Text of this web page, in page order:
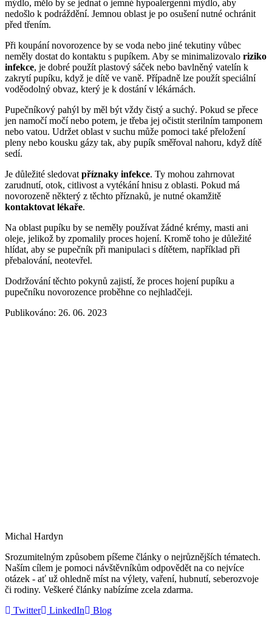
mýdlo, mělo by se jednat o jemné hypoalergenní mýdlo, aby
nedošlo k podráždění. Jemnou oblast je po osušení nutné ochránit
před třením.
Při koupání novorozence by se voda nebo jiné tekutiny vůbec
neměly dostat do kontaktu s pupíkem. Aby se minimalizovalo riziko
infekce, je dobré použít plastový sáček nebo bavlněný vatelín k
zakrytí pupíku, když je dítě ve vaně. Případně lze použít speciální
voděodolný obvaz, který je k dostání v lékárnách.
Pupečníkový pahýl by měl být vždy čistý a suchý. Pokud se přece
jen namočí močí nebo potem, je třeba jej očistit sterilním tamponem
nebo vatou. Udržet oblast v suchu může pomoci také přeložení
pleny nebo kousku gázy tak, aby pupík směřoval nahoru, když dítě
sedí.
Je důležité sledovat příznaky infekce. Ty mohou zahrnovat
zarudnutí, otok, citlivost a vytékání hnisu z oblasti. Pokud má
novorozeně některý z těchto příznaků, je nutné okamžitě
kontaktovat lékaře.
Na oblast pupíku by se neměly používat žádné krémy, masti ani
oleje, jelikož by zpomalily proces hojení. Kromě toho je důležité
hlídat, aby se pupečník při manipulaci s dítětem, například při
přebalování, neotevřel.
Dodržování těchto pokynů zajistí, že proces hojení pupíku a
pupečníku novorozence proběhne co nejhladčeji.
Publikováno: 26. 06. 2023
Michal Hardyn
Srozumitelným způsobem píšeme články o nejrůznějších tématech.
Naším cílem je pomoci návštěvníkům odpovědět na co nejvíce
otázek - ať už ohledně míst na výlety, vaření, hubnutí, seberozvoje
či rodiny. Veškeré články nabízíme zcela zdarma.
Twitter
LinkedIn Blog